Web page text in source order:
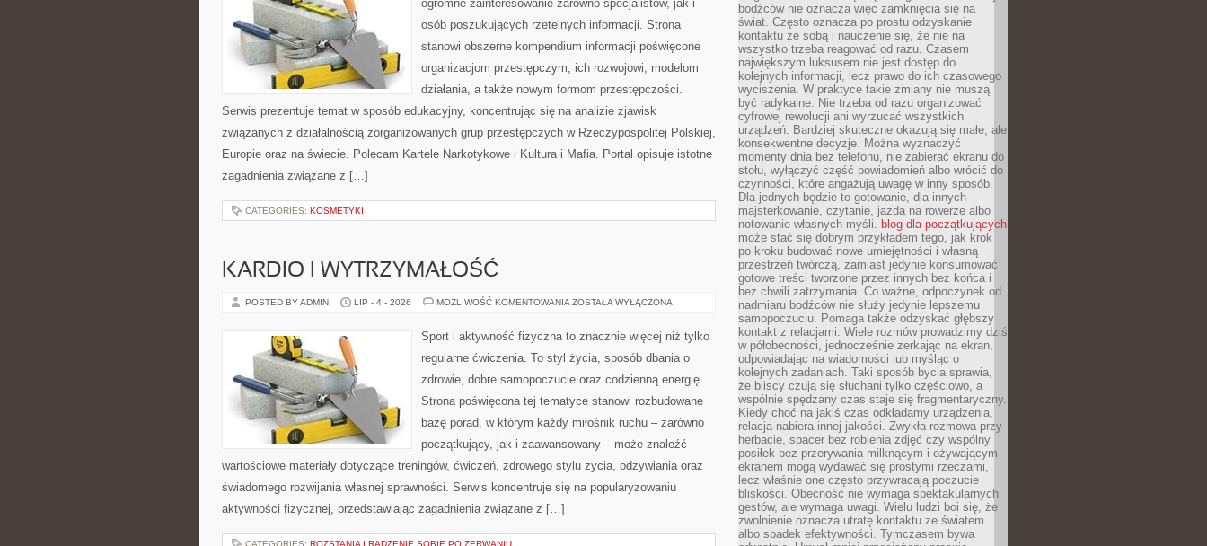
ogromne zainteresowanie zarówno specjalistów, jak i
osób poszukujących rzetelnych informacji. Strona
stanowi obszerne kompendium informacji poświęcone
organizacjom przestępczym, ich rozwojowi, modelom
działania, a także nowym formom przestępczości.
Serwis prezentuje temat w sposób edukacyjny, koncentrując się na analizie zjawisk
związanych z działalnością zorganizowanych grup przestępczych w Rzeczypospolitej Polskiej,
Europie oraz na świecie. Polecam Kartele Narkotykowe i Kultura i Mafia. Portal opisuje istotne
zagadnienia związane z […]
CATEGORIES: KOSMETYKI
KARDIO I WYTRZYMAŁOŚĆ
POSTED BY ADMIN LIP - 4 - 2026 MOŻLIWOŚĆ KOMENTOWANIA KARDIO
ZOSTAŁA WYŁĄCZONA
Sport i aktywność fizyczna to znacznie więcej niż tylko
regularne ćwiczenia. To styl życia, sposób dbania o
zdrowie, dobre samopoczucie oraz codzienną energię.
Strona poświęcona tej tematyce stanowi rozbudowane
bazę porad, w którym każdy miłośnik ruchu – zarówno
początkujący, jak i zaawansowany – może znaleźć
wartościowe materiały dotyczące treningów, ćwiczeń, zdrowego stylu życia, odżywiania oraz
świadomego rozwijania własnej sprawności. Serwis koncentruje się na popularyzowaniu
aktywności fizycznej, przedstawiając zagadnienia związane z […]
CATEGORIES: ROZSTANIA I RADZENIE SOBIE PO ZERWANIU
bodźców nie oznacza więc zamknięcia się na
świat. Często oznacza po prostu odzyskanie
kontaktu ze sobą i nauczenie się, że nie na
wszystko trzeba reagować od razu. Czasem
największym luksusem nie jest dostęp do
kolejnych informacji, lecz prawo do ich czasowego
wyciszenia. W praktyce takie zmiany nie muszą
być radykalne. Nie trzeba od razu organizować
cyfrowej rewolucji ani wyrzucać wszystkich
urządzeń. Bardziej skuteczne okazują się małe, ale
konsekwentne decyzje. Można wyznaczyć
momenty dnia bez telefonu, nie zabierać ekranu do
stołu, wyłączyć część powiadomień albo wrócić do
czynności, które angażują uwagę w inny sposób.
Dla jednych będzie to gotowanie, dla innych
majsterkowanie, czytanie, jazda na rowerze albo
notowanie własnych myśli. blog dla początkujących
może stać się dobrym przykładem tego, jak krok
po kroku budować nowe umiejętności i własną
przestrzeń twórczą, zamiast jedynie konsumować
gotowe treści tworzone przez innych bez końca i
bez chwili zatrzymania. Co ważne, odpoczynek od
nadmiaru bodźców nie służy jedynie lepszemu
samopoczuciu. Pomaga także odzyskać głębszy
kontakt z relacjami. Wiele rozmów prowadzimy dziś
w półobecności, jednocześnie zerkając na ekran,
odpowiadając na wiadomości lub myśląc o
kolejnych zadaniach. Taki sposób bycia sprawia,
że bliscy czują się słuchani tylko częściowo, a
wspólnie spędzany czas staje się fragmentaryczny.
Kiedy choć na jakiś czas odkładamy urządzenia,
relacja nabiera innej jakości. Zwykła rozmowa przy
herbacie, spacer bez robienia zdjęć czy wspólny
posiłek bez przerywania milknącym i ożywającym
ekranem mogą wydawać się prostymi rzeczami,
lecz właśnie one często przywracają poczucie
bliskości. Obecność nie wymaga spektakularnych
gestów, ale wymaga uwagi. Wielu ludzi boi się, że
zwolnienie oznacza utratę kontaktu ze światem
albo spadek efektywności. Tymczasem bywa